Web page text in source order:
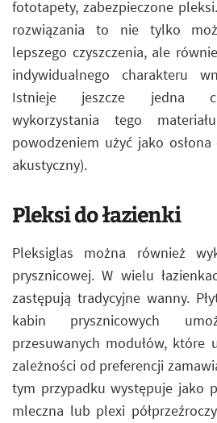
fototapety, zabezpieczone
rozwiązania to nie tylko
lepszego czyszczenia, ale
indywidualnego charakteru
Istnieje jeszcze jedna
wykorzystania tego
powodzeniem użyć jako
akustyczny).
Pleksi do łazienki
Pleksiglas można również
prysznicowej. W wielu
zastępują tradycyjne wanny.
kabin prysznicowych
przesuwanych modułów, które
zależności od preferencji
tym przypadku występuje jako
mleczna lub plexi